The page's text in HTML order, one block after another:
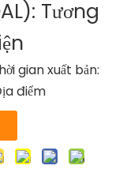
Tương
gian xuất bản:
điểm